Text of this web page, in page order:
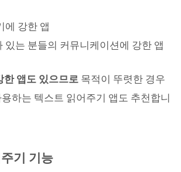
에 강한 앱
있는 분들의 커뮤니케이션에 강한 앱
한 앱도 있으므로 목적이 뚜렷한 경우
하는 텍스트 읽어주기 앱도 추천합니
기 기능